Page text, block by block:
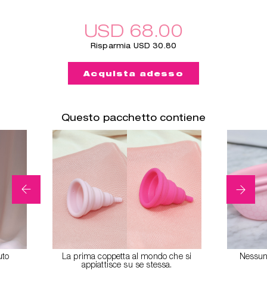
USD 68.00
Risparmia USD 30.80
Acquista adesso
Questo pacchetto contiene
La prima coppetta al mondo che si
appiattisce su se stessa.